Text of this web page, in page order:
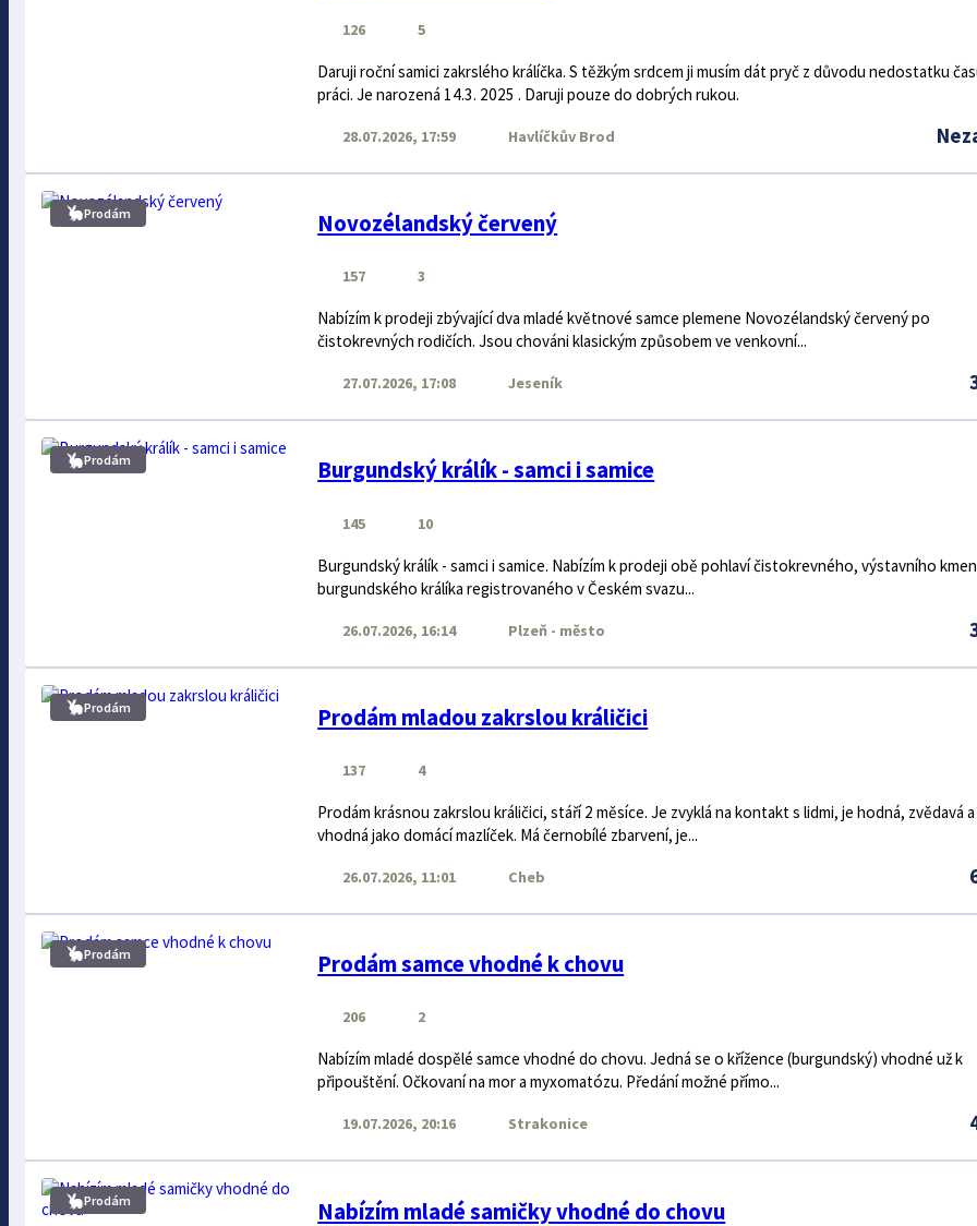
126 5
Daruji roční samici zakrslého králíčka. S těžkým srdcem ji musím dát pryč z důvodu nedostatku
práci. Je narozená 14.3. 2025 . Daruji pouze do dobrých rukou.
Havlíčkův Brod
28.07.2026, 17:59
Prodám Novozélandský červený
157 3
Nabízím k prodeji zbývající dva mladé květnové samce plemene Novozélandský červený po
čistokrevných rodičích. Jsou chováni klasickým způsobem ve venkovní...
Jeseník
27.07.2026, 17:08
Prodám Burgundský králík - samci i samice
145 10
Burgundský králík - samci i samice. Nabízím k prodeji obě pohlaví čistokrevného, výstavního
burgundského králíka registrovaného v Českém svazu...
Plzeň - město
26.07.2026, 16:14
Prodám Prodám mladou zakrslou králičici
137 4
Prodám krásnou zakrslou králičici, stáří 2 měsíce. Je zvyklá na kontakt s lidmi, je hodná, zvědavá a
vhodná jako domácí mazlíček. Má černobílé zbarvení, je...
Cheb
26.07.2026, 11:01
Prodám Prodám samce vhodné k chovu
206 2
Nabízím mladé dospělé samce vhodné do chovu. Jedná se o křížence (burgundský) vhodné už k
připouštění. Očkovaní na mor a myxomatózu. Předání možné přímo...
Strakonice
19.07.2026, 20:16
Prodám Nabízím mladé samičky vhodné do chovu